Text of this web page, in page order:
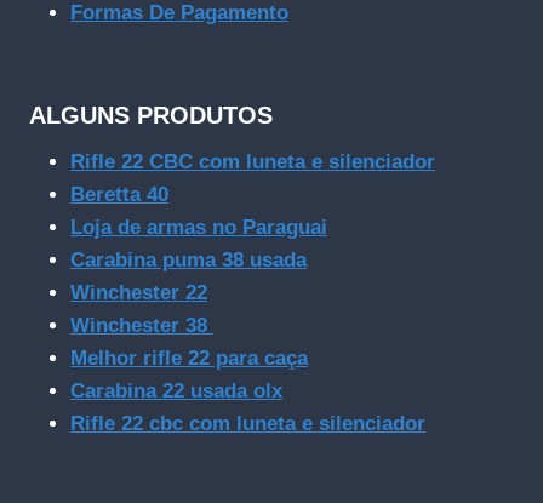
Formas De Pagamento
ALGUNS PRODUTOS
Rifle 22 CBC com luneta e silenciador
Beretta 40
Loja de armas no Paraguai
Carabina puma 38 usada
Winchester 22
Winchester 38
Melhor rifle 22 para caça
Carabina 22 usada olx
Rifle 22 cbc com luneta e silenciador